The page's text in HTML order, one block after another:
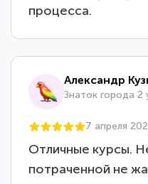
процесса.
Александр
Знаток города 2
7 апреля
Отличные курсы.
потраченной не